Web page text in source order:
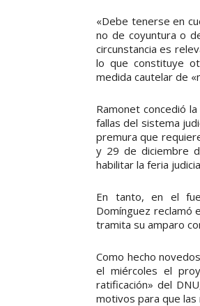
«Debe tenerse en
no de coyuntura o
circunstancia es
lo que constituye
medida cautelar de
Ramonet concedió
fallas del sistema
premura que
y 29 de diciembre
habilitar la feria
En tanto, en el
Domínguez reclamó
tramita su amparo
Como hecho
el miércoles el
ratificación» del
motivos para que